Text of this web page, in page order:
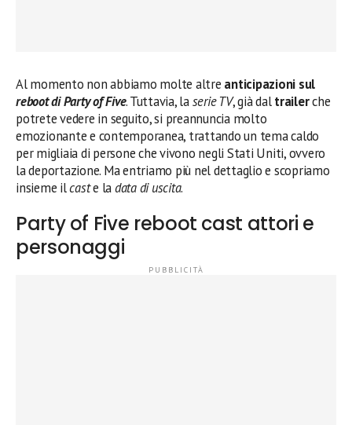
Al momento non abbiamo molte altre anticipazioni sul
reboot di Party of Five. Tuttavia, laserie TV, già daltrailerche
potrete vedere in seguito, si preannuncia molto
emozionante e contemporanea, trattando un tema caldo
per migliaia di persone che vivono negli Stati Uniti, ovvero
la deportazione. Ma entriamo più nel dettaglio e scopriamo
insieme ilcaste ladata di uscita.
Party of Five reboot cast attori e
personaggi